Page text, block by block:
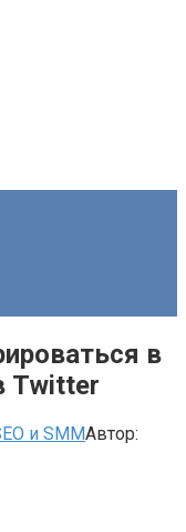
в
Twitter
и SMMАвтор: